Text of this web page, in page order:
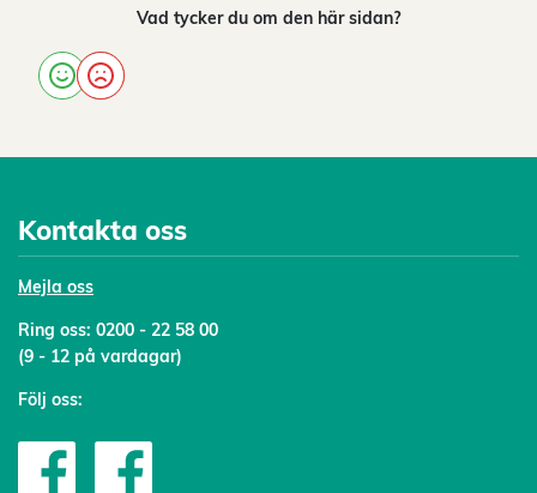
Vad tycker du om den här sidan?
Kontakta oss
Mejla oss
Ring oss: 0200 - 22 58 00
(9 - 12 på vardagar)
Följ oss: